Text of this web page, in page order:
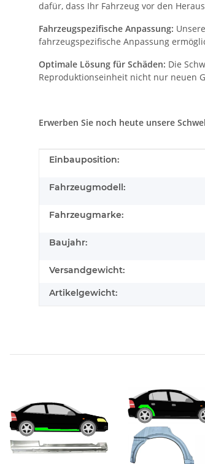
dafür, dass Ihr Fahrzeug vor den
Fahrzeugspezifische Anpassung:
fahrzeugspezifische Anpassung
Optimale Lösung für Schäden: Die
Reproduktionseinheit nicht nur neuen
Erwerben Sie noch heute unsere
Produkteigenschaft
Wert
Einbauposition:
Fahrzeugmodell:
Fahrzeugmarke:
Baujahr:
Versandgewicht:
Artikelgewicht: